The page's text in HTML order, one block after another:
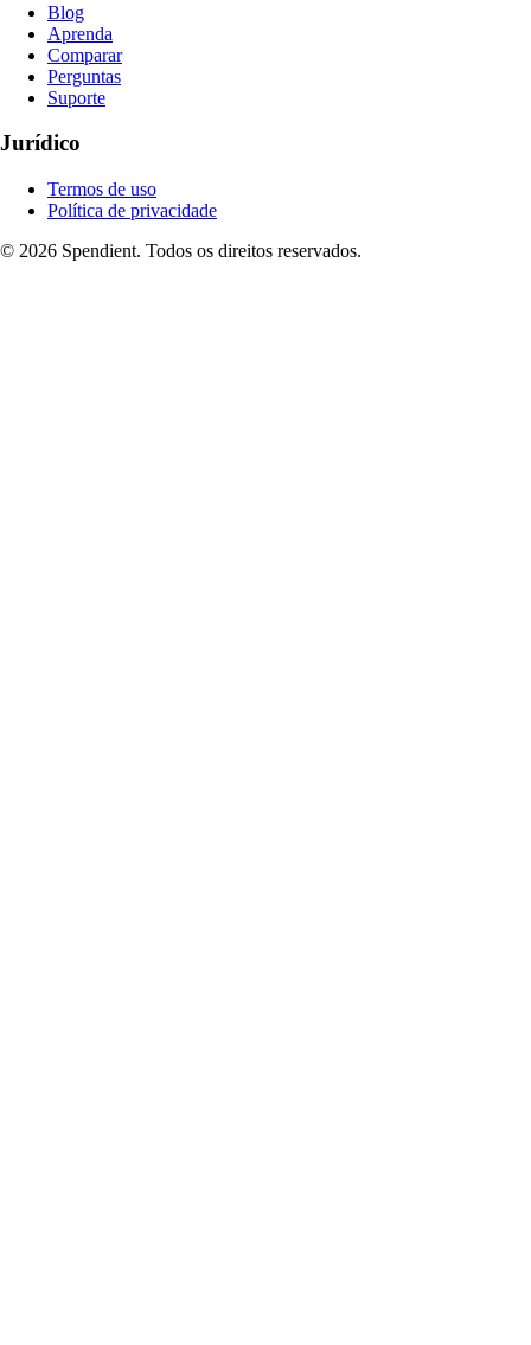
Blog
Aprenda
Comparar
Perguntas
Suporte
Jurídico
Termos de uso
Política de privacidade
© 2026 Spendient. Todos os direitos reservados.